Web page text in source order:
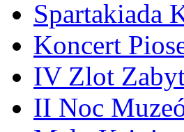
Spartakiada
Koncert
IV Zlot
II Noc